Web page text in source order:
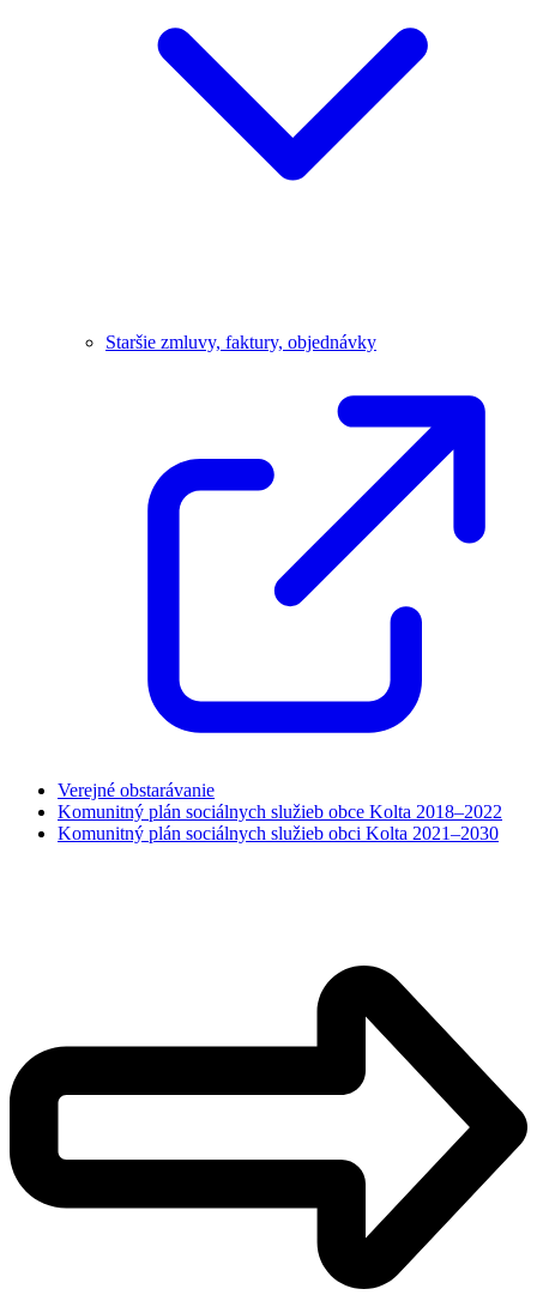
Staršie zmluvy, faktury, objednávky
Verejné obstarávanie
Komunitný plán sociálnych služieb obce Kolta 2018–2022
Komunitný plán sociálnych služieb obci Kolta 2021–2030